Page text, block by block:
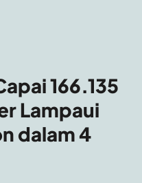
166.135
Lampaui
dalam 4